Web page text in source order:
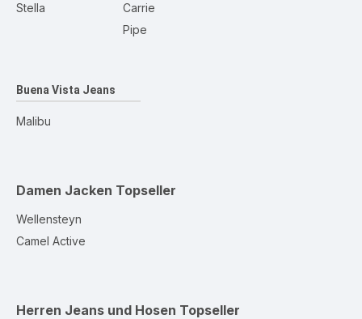
Stella
Carrie
Pipe
Buena Vista Jeans
Malibu
Damen Jacken Topseller
Wellensteyn
Camel Active
Herren Jeans und Hosen Topseller